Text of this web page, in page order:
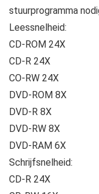
stuurprogramma
Leessnelheid:
CD-ROM 24X
CD-R 24X
CO-RW 24X
DVD-ROM 8X
DVD-R 8X
DVD-RW 8X
DVD-RAM 6X
Schrijfsnelheid:
CD-R 24X